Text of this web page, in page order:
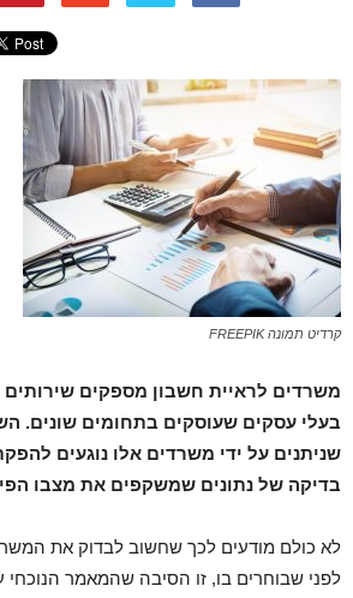
קרדיט תמונה FREEPIK
משרדים לראיית חשבון מספקים
בעלי עסקים שעוסקים בתחומים שונים.
שניתנים על ידי משרדים אלו נוגעים
בדיקה של נתונים שמשקפים את מצבו
לא כולם מודעים לכך שחשוב לבדוק את
לפני שבוחרים בו, זו הסיבה שהמאמר הנוכחי